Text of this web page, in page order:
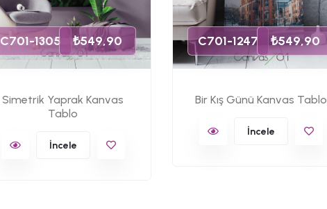
C701-1305 ₺549,90
Simetrik Yaprak Kanvas
Tablo
İncele
C701-1247 ₺549,90
Bir Kış Günü Kanvas Tablo
İncele